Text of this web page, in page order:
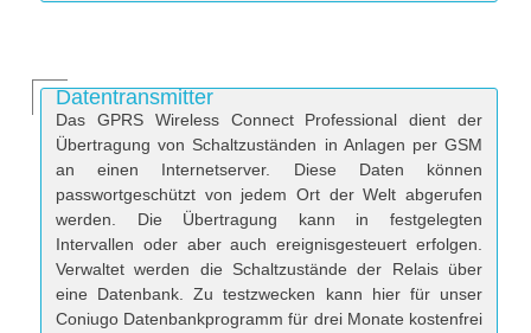
Datentransmitter
Das GPRS Wireless Connect Professional dient der
Übertragung von Schaltzuständen in Anlagen per GSM
an einen Internetserver. Diese Daten können
passwortgeschützt von jedem Ort der Welt abgerufen
werden. Die Übertragung kann in festgelegten
Intervallen oder aber auch ereignisgesteuert erfolgen.
Verwaltet werden die Schaltzustände der Relais über
eine Datenbank. Zu testzwecken kann hier für unser
Coniugo Datenbankprogramm für drei Monate kostenfrei